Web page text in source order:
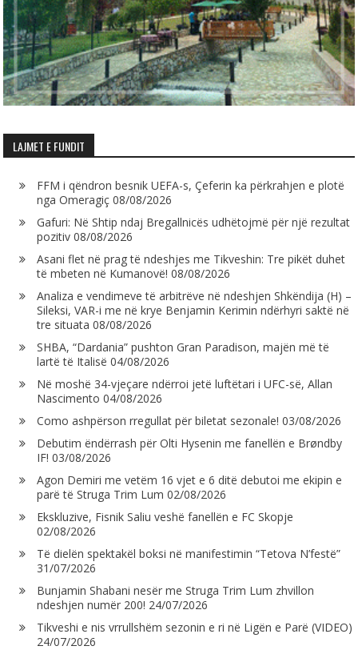
LAJMET E FUNDIT
FFM i qëndron besnik UEFA-s, Çeferin ka përkrahjen e plotë
nga Omeragiç 08/08/2026
Gafuri: Në Shtip ndaj Bregallnicës udhëtojmë për një rezultat
pozitiv 08/08/2026
Asani flet në prag të ndeshjes me Tikveshin: Tre pikët duhet
të mbeten në Kumanovë! 08/08/2026
Analiza e vendimeve të arbitrëve në ndeshjen Shkëndija (H) –
Sileksi, VAR-i me në krye Benjamin Kerimin ndërhyri saktë në
tre situata 08/08/2026
SHBA, “Dardania” pushton Gran Paradison, majën më të
lartë të Italisë 04/08/2026
Në moshë 34-vjeçare ndërroi jetë luftëtari i UFC-së, Allan
Nascimento 04/08/2026
Como ashpërson rregullat për biletat sezonale! 03/08/2026
Debutim ëndërrash për Olti Hysenin me fanellën e Brøndby
IF! 03/08/2026
Agon Demiri me vetëm 16 vjet e 6 ditë debutoi me ekipin e
parë të Struga Trim Lum 02/08/2026
Ekskluzive, Fisnik Saliu veshë fanellën e FC Skopje
02/08/2026
Të dielën spektakël boksi në manifestimin “Tetova N’festë”
31/07/2026
Bunjamin Shabani nesër me Struga Trim Lum zhvillon
ndeshjen numër 200! 24/07/2026
Tikveshi e nis vrrullshëm sezonin e ri në Ligën e Parë (VIDEO)
24/07/2026